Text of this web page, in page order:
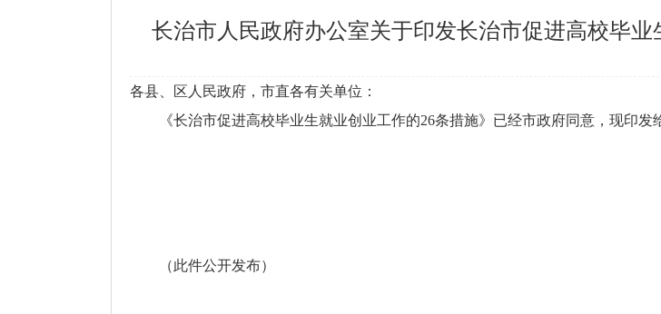
长治市人民政府办公室关于印发长治市促进高校毕业
各县、区人民政府，市直各有关单位：
《长治市促进高校毕业生就业创业工作的26条措施》已经市政府同意，现印发
（此件公开发布）